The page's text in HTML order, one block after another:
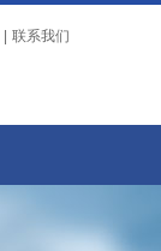
联系我们